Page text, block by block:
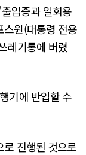
입증과 일회용
스원(대통령 전용
레기통에 버렸
기에 반입할 수
로 진행된 것으로